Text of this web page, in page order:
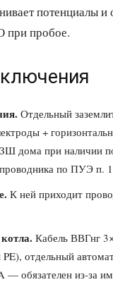
потенциалы и
при пробое.
Отдельный
+
дома при наличии
по ПУЭ п.
К ней приходит
Кабель ВВГнг
отдельный
обязателен из-за